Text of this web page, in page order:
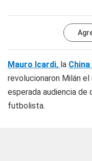
Mauro Icardi, la
revolucionaron Milán
esperada audiencia
futbolista.